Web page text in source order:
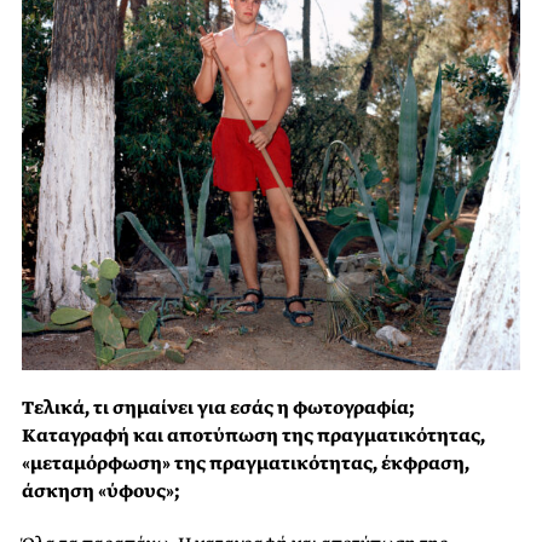
Τελικά, τι σημαίνει για εσάς η φωτογραφία;
Καταγραφή και αποτύπωση της πραγματικότητας,
«μεταμόρφωση» της πραγματικότητας, έκφραση,
άσκηση «ύφους»;